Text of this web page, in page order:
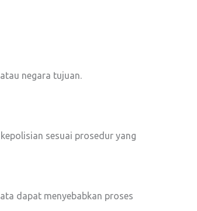
negara tujuan.
sesuai prosedur yang
dapat menyebabkan proses